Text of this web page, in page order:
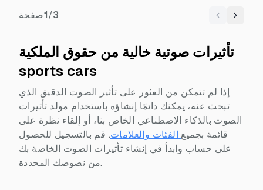
صفحة1/3 Previous
Next
تأثيرات صوتية خالية من حقوق الملكية
sports cars
إذا لم تتمكن من العثور على تأثير الصوت الدقيق الذي
تبحث عنه، يمكنك دائمًا إنشاؤه باستخدام مولد تأثيرات
الصوت بالذكاء الاصطناعي الخاص بنا، أو إلقاء نظرة على
قائمة بجميع الفئات والعلامات. قم بالتسجيل للحصول
على حساب وابدأ في إنشاء تأثيرات الصوت الخاصة بك
من نصوصك المحددة.